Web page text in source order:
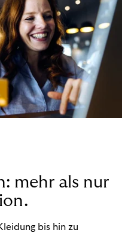
mehr als nur
bis hin zu